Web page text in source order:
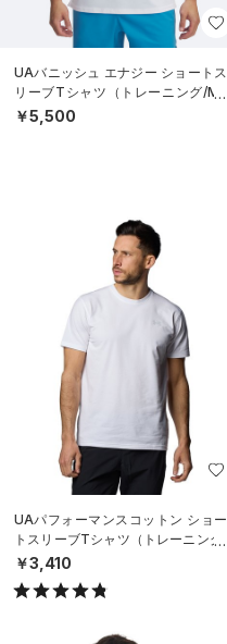
UAバニッシュ エナジー ショートス
リーブTシャツ（トレーニング/ME
N）
￥5,500
UAパフォーマンスコットン ショー
トスリーブTシャツ（トレーニング/
MEN）
￥3,410